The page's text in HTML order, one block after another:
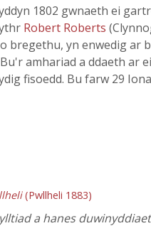
1802 gwnaeth ei
Robert Roberts
yn enwedig ar
amhariad a ddaeth ar
fisoedd. Bu farw 29
(Pwllheli 1883)
a hanes